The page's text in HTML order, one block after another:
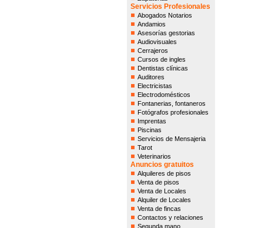
Servicios Profesionales
Abogados Notarios
Andamios
Asesorías gestorias
Audiovisuales
Cerrajeros
Cursos de ingles
Dentistas clínicas
Auditores
Electricistas
Electrodomésticos
Fontanerias, fontaneros
Fotógrafos profesionales
Imprentas
Piscinas
Servicios de Mensajeria
Tarot
Veterinarios
Anuncios gratuitos
Alquileres de pisos
Venta de pisos
Venta de Locales
Alquiler de Locales
Venta de fincas
Contactos y relaciones
Segunda mano